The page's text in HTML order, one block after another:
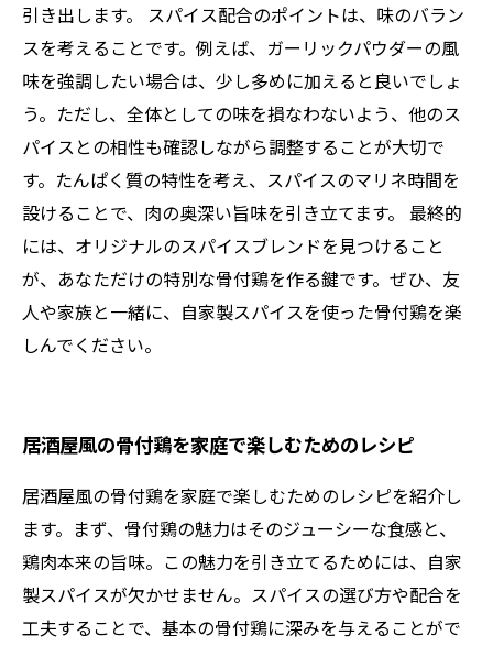
引き出します。 スパイス配合のポイントは、味のバラン
スを考えることです。例えば、ガーリックパウダーの風
味を強調したい場合は、少し多めに加えると良いでしょ
う。ただし、全体としての味を損なわないよう、他のス
パイスとの相性も確認しながら調整することが大切で
す。たんぱく質の特性を考え、スパイスのマリネ時間を
設けることで、肉の奥深い旨味を引き立てます。 最終的
には、オリジナルのスパイスブレンドを見つけること
が、あなただけの特別な骨付鶏を作る鍵です。ぜひ、友
人や家族と一緒に、自家製スパイスを使った骨付鶏を楽
しんでください。
居酒屋風の骨付鶏を家庭で楽しむためのレシピ
居酒屋風の骨付鶏を家庭で楽しむためのレシピを紹介し
ます。まず、骨付鶏の魅力はそのジューシーな食感と、
鶏肉本来の旨味。この魅力を引き立てるためには、自家
製スパイスが欠かせません。スパイスの選び方や配合を
工夫することで、基本の骨付鶏に深みを与えることがで